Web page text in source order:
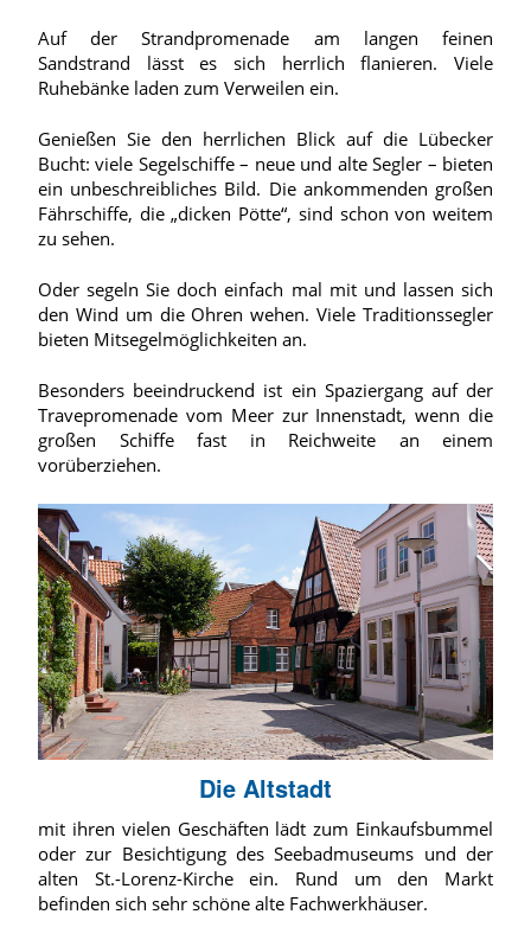
Auf der Strandpromenade am langen feinen
Sandstrand lässt es sich herrlich flanieren. Viele
Ruhebänke laden zum Verweilen ein.
Genießen Sie den herrlichen Blick auf die Lübecker
Bucht: viele Segelschiffe – neue und alte Segler – bieten
ein unbeschreibliches Bild. Die ankommenden großen
Fährschiffe, die „dicken Pötte“, sind schon von weitem
zu sehen.
Oder segeln Sie doch einfach mal mit und lassen sich
den Wind um die Ohren wehen. Viele Traditionssegler
bieten Mitsegelmöglichkeiten an.
Besonders beeindruckend ist ein Spaziergang auf der
Travepromenade vom Meer zur Innenstadt, wenn die
großen Schiffe fast in Reichweite an einem
vorüberziehen.
Die Altstadt
mit ihren vielen Geschäften lädt zum Einkaufsbummel
oder zur Besichtigung des Seebadmuseums und der
alten St.-Lorenz-Kirche ein. Rund um den Markt
befinden sich sehr schöne alte Fachwerkhäuser.